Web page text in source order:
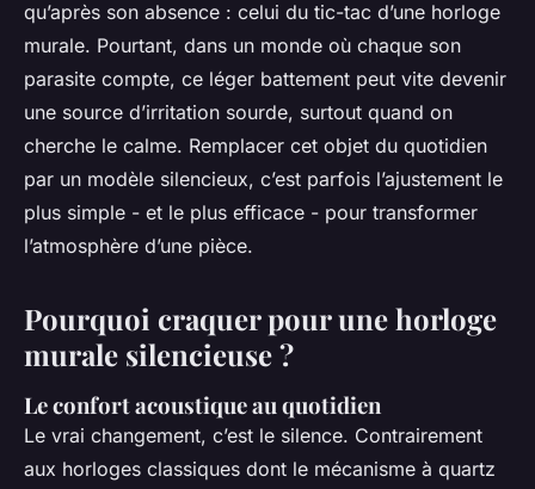
silencieuses pour un intérieur
apaisant
Camil•04/06/2026 13:51 •8 min de lecture
qu’après son absence : celui du tic-tac d’une horloge
murale. Pourtant, dans un monde où chaque son
parasite compte, ce léger battement peut vite devenir
une source d’irritation sourde, surtout quand on
cherche le calme. Remplacer cet objet du quotidien
par un modèle silencieux, c’est parfois l’ajustement le
plus simple - et le plus efficace - pour transformer
l’atmosphère d’une pièce.
Pourquoi craquer pour une horloge
murale silencieuse ?
Le confort acoustique au quotidien
Le vrai changement, c’est le silence. Contrairement
aux horloges classiques dont le mécanisme à quartz